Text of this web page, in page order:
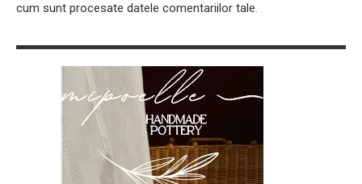
cum sunt procesate datele comentariilor tale.